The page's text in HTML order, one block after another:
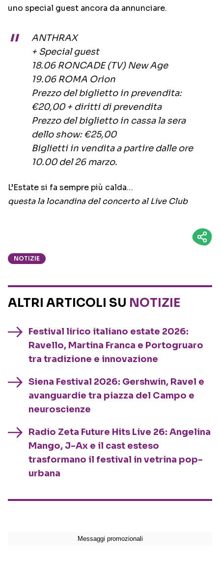
uno special guest ancora da annunciare.
ANTHRAX
+ Special guest
18.06 RONCADE (TV) New Age
19.06 ROMA Orion
Prezzo del biglietto in prevendita:
€20,00 + diritti di prevendita
Prezzo del biglietto in cassa la sera
dello show: €25,00
Biglietti in vendita a partire dalle ore
10.00 del 26 marzo.
L’Estate si fa sempre più calda…
questa la locandina del concerto al Live Club
NOTIZIE
ALTRI ARTICOLI SU NOTIZIE
Festival lirico italiano estate 2026:
Ravello, Martina Franca e Portogruaro
tra tradizione e innovazione
Siena Festival 2026: Gershwin, Ravel e
avanguardie tra piazza del Campo e
neuroscienze
Radio Zeta Future Hits Live 26: Angelina
Mango, J-Ax e il cast esteso
trasformano il festival in vetrina pop-
urbana